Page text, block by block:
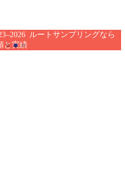
ルートサンプリングなら
と実績